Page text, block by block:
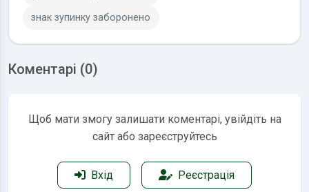
знак зупинку заборонено
Коментарі (0)
Щоб мати змогу залишати коментарі, увійдіть на
сайт або зареєструйтесь
Вхід Реєстрація